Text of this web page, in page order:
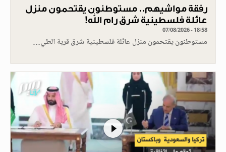
رفقة مواشيهم.. مستوطنون يقتحمون منزل
عائلة فلسطينية شرق رام الله!
07/08/2026 - 18:58
مستوطنون يقتحمون منزل عائلة فلسطينية شرق قرية الطي…